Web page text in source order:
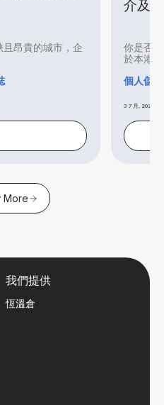
昂貴的城市，企
介及
你是否
於本港炎
個人儲
3 7 月, 2025
More
我們提供
恆溫倉